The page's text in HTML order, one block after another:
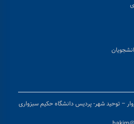
– توحید شهر- پردیس دانشگاه حکیم سبزواری